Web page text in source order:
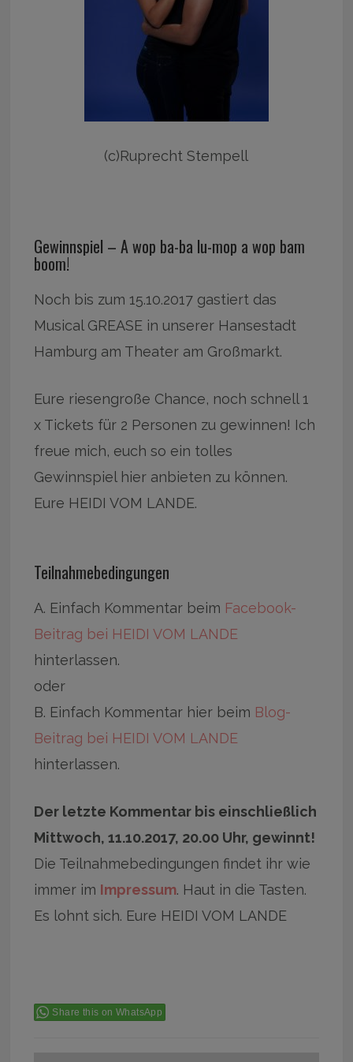
(c)Ruprecht Stempell
Gewinnspiel – A wop ba-ba lu-mop a wop bam
boom!
Noch bis zum 15.10.2017 gastiert das
Musical GREASE in unserer Hansestadt
Hamburg am Theater am Großmarkt.
Eure riesengroße Chance, noch schnell 1
x Tickets für 2 Personen zu gewinnen! Ich
freue mich, euch so ein tolles
Gewinnspiel hier anbieten zu können.
Eure HEIDI VOM LANDE.
Teilnahmebedingungen
A. Einfach Kommentar beim Facebook-
Beitrag bei HEIDI VOM LANDE
hinterlassen.
oder
B. Einfach Kommentar hier beim Blog-
Beitrag bei HEIDI VOM LANDE
hinterlassen.
Der letzte Kommentar bis einschließlich
Mittwoch, 11.10.2017, 20.00 Uhr, gewinnt!
Die Teilnahmebedingungen findet ihr wie
immer im Impressum. Haut in die Tasten.
Es lohnt sich. Eure HEIDI VOM LANDE
Share this on WhatsApp